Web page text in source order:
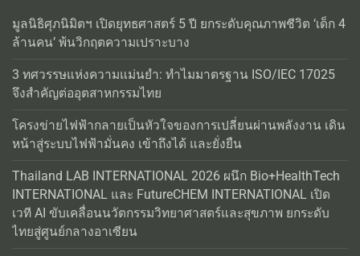
มูลนิธิศุภนิมิตฯ เปิดยุทธศาสตร์ 5 ปี ยกระดับคุณภาพชีวิต ‘เด็ก 4
ล้านคน’ พ้นวิกฤตความเปราะบาง
3 ทศวรรษแห่งความแม่นยำ: ทำไมมาตรฐาน ISO/IEC 17025
จึงสำคัญต่ออุตสาหกรรมไทย
โครงข่ายไฟฟ้ากลายเป็นหัวใจของการเปลี่ยนผ่านพลังงาน เดิน
หน้าสู่ระบบไฟฟ้ามั่นคง เข้าถึงได้ และยั่งยืน
Thailand LAB INTERNATIONAL 2026 ผนึก Bio+HealthTech
INTERNATIONAL และ FutureCHEM INTERNATIONAL เปิด
เวที AI ขับเคลื่อนนวัตกรรมวิทยาศาสตร์และสุขภาพ ยกระดับ
ไทยสู่ศูนย์กลางอาเซียน